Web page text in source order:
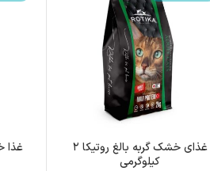
غذای خشک گربه بالغ روتیکا ۲
کیلوگرمی
غذا